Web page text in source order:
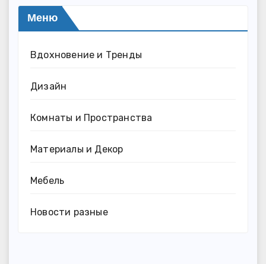
Меню
Вдохновение и Тренды
Дизайн
Комнаты и Пространства
Материалы и Декор
Мебель
Новости разные